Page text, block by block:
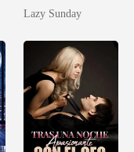
Lazy Sunday